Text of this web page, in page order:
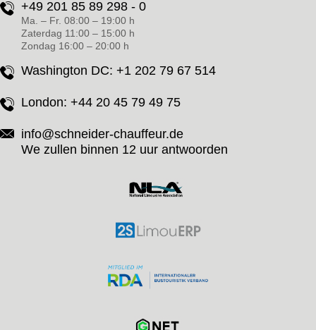
+49 201 85 89 298 - 0
Ma. – Fr. 08:00 – 19:00 h
Zaterdag 11:00 – 15:00 h
Zondag 16:00 – 20:00 h
Washington DC: +1 202 79 67 514
London: +44 20 45 79 49 75
info@schneider-chauffeur.de
We zullen binnen 12 uur antwoorden